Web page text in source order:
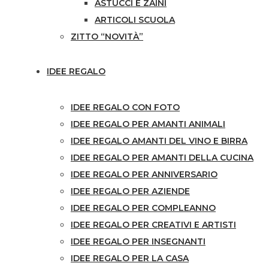
ASTUCCI E ZAINI
ARTICOLI SCUOLA
ZITTO “NOVITÀ”
IDEE REGALO
IDEE REGALO CON FOTO
IDEE REGALO PER AMANTI ANIMALI
IDEE REGALO AMANTI DEL VINO E BIRRA
IDEE REGALO PER AMANTI DELLA CUCINA
IDEE REGALO PER ANNIVERSARIO
IDEE REGALO PER AZIENDE
IDEE REGALO PER COMPLEANNO
IDEE REGALO PER CREATIVI E ARTISTI
IDEE REGALO PER INSEGNANTI
IDEE REGALO PER LA CASA